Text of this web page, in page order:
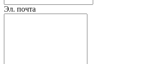
Эл. почта